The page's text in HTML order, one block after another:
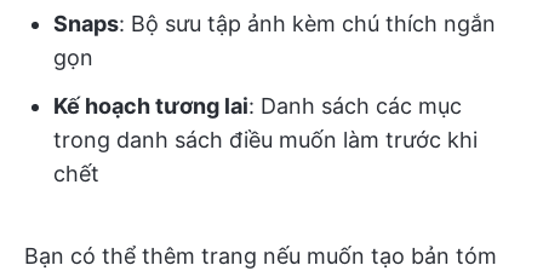
Snaps: Bộ sưu tập ảnh kèm chú thích ngắn
gọn
Kế hoạch tương lai: Danh sách các mục
trong danh sách điều muốn làm trước khi
chết
Bạn có thể thêm trang nếu muốn tạo bản tóm